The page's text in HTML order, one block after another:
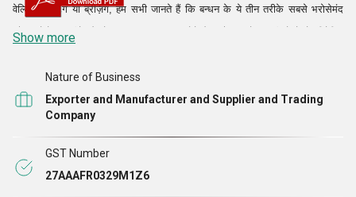
वेल्डिंग, बोल्टिंग या ब्रेज़िंग, हम सभी जानते हैं कि बन्धन के ये तीन तरीके सबसे भरोसेमंद
और भरोसेमंद तरीके हैं जो ताकत का आश्वासन देते हैं। और उपरोक्त तरीकों में से, रिवेटिंग
प्राप्त करने के लिए अत्यधिक विचार किया जाता है
Show more
Nature of Business
Exporter and Manufacturer and Supplier and Trading
Company
GST Number
27AAAFR0329M1Z6